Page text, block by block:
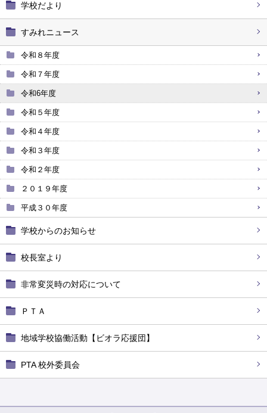
学校だより
すみれニュース
令和８年度
令和７年度
令和6年度
令和５年度
令和４年度
令和３年度
令和２年度
２０１９年度
平成３０年度
学校からのお知らせ
校長室より
非常変災時の対応について
ＰＴＡ
地域学校協働活動【ビオラ応援団】
PTA 校外委員会